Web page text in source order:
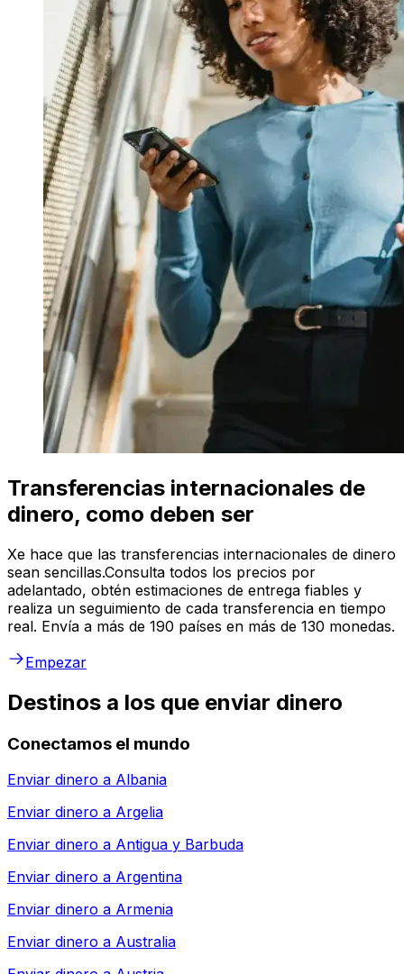
Transferencias internacionales de
dinero, como deben ser
Xe hace que las transferencias internacionales de dinero
sean sencillas.Consulta todos los precios por
adelantado, obtén estimaciones de entrega fiables y
realiza un seguimiento de cada transferencia en tiempo
real. Envía a más de 190 países en más de 130 monedas.
Empezar
Destinos a los que enviar dinero
Conectamos el mundo
Enviar dinero a Albania
Enviar dinero a Argelia
Enviar dinero a Antigua y Barbuda
Enviar dinero a Argentina
Enviar dinero a Armenia
Enviar dinero a Australia